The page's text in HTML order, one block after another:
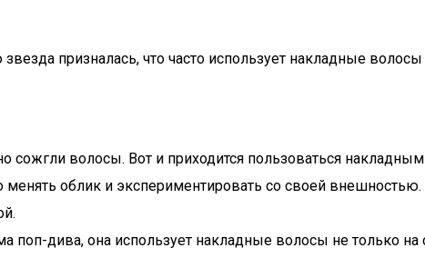
призналась, что часто использует накладные
сожгли волосы. Вот и приходится пользоваться
менять облик и экспериментировать со своей
поп-дива, она использует накладные волосы не только